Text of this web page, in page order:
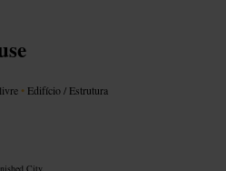
• Edifício / Estrutura
City.